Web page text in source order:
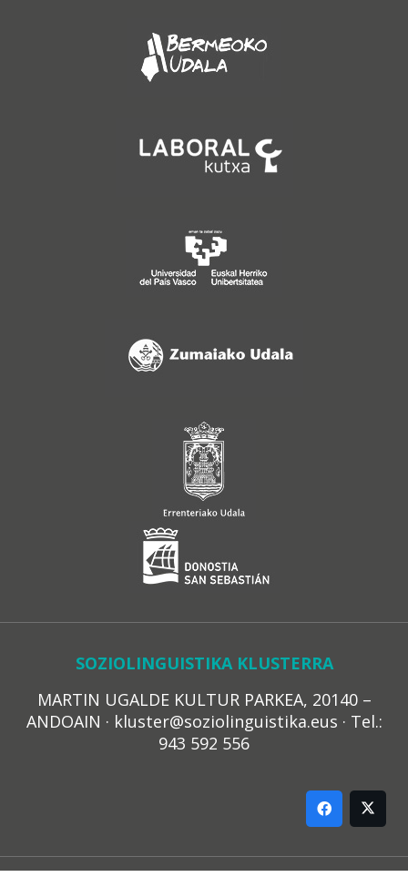
SOZIOLINGUISTIKA KLUSTERRA
MARTIN UGALDE KULTUR PARKEA, 20140 –
ANDOAIN · kluster@soziolinguistika.eus · Tel.:
943 592 556